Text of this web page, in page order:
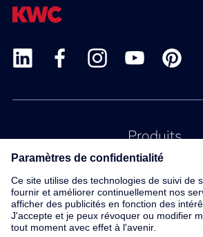
Produits
Service
Contact
À propos de nous